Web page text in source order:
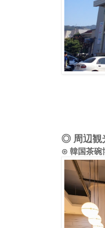
◎ 周辺観
⊙ 韓国茶碗